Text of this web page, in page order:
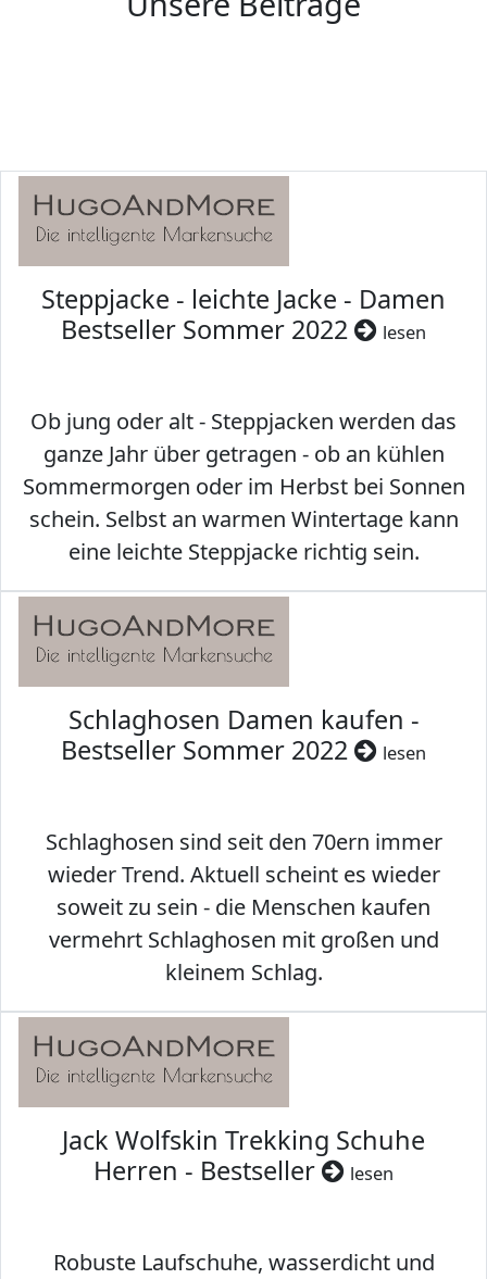
Steppjacke - leichte Jacke - Damen
Bestseller Sommer 2022
lesen
Ob jung oder alt - Steppjacken werden das
ganze Jahr über getragen - ob an kühlen
Sommermorgen oder im Herbst bei Sonnen
schein. Selbst an warmen Wintertage kann
eine leichte Steppjacke richtig sein.
Schlaghosen Damen kaufen -
Bestseller Sommer 2022
lesen
Schlaghosen sind seit den 70ern immer
wieder Trend. Aktuell scheint es wieder
soweit zu sein - die Menschen kaufen
vermehrt Schlaghosen mit großen und
kleinem Schlag.
Jack Wolfskin Trekking Schuhe
Herren - Bestseller
lesen
Robuste Laufschuhe, wasserdicht und